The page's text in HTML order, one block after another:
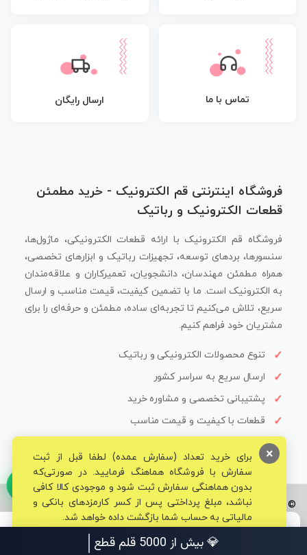
تماس با ما ارسال رایگان
فروشگاه اینترنتی قم الکترونیک - خرید مطمئن
قطعات الکترونیک و رباتیک
فروشگاه قم الکترونیک با ارائه قطعات الکترونیکی، ماژول‌ها،
سنسورها، بردهای توسعه، تجهیزات رباتیک و ابزارهای تخصصی،
همراه مطمئن مهندسان، دانشجویان، تعمیرکاران و علاقه‌مندان
به الکترونیک است. ما با تضمین کیفیت، قیمت مناسب و ارسال
سریع، تلاش می‌کنیم تا تجربه‌ای ساده، مطمئن و حرفه‌ای را برای
مشتریان خود فراهم کنیم.
تنوع محصولات الکترونیکی و رباتیک
ارسال سریع به سراسر کشور
پشتیبانی تخصصی و مشاوره خرید
قطعات با کیفیت و قیمت مناسب
© تمامی حقوق برای فروشگاه تخصصی قم الکترونیک محفوظ می‌باشد.
برای خرید تعداد (سفارش عمده) لطفا قبل از ثبت
سفارش با فروشگاه هماهنگ فرمایید. در صورتی‌که
بدون هماهنگی سفارش ثبت شود و موجودی کالا کافی
نباشد، مبلغ پرداختی پس از کسر کارمزدهای بانکی و
مالیاتی به حساب شما بازگشت داده خواهد شد.
×
